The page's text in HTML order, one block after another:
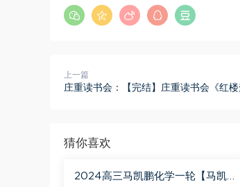
上一篇
庄重读书会：【完结】庄重读书会《红
猜你喜欢
2024高三马凯鹏化学一轮【马凯